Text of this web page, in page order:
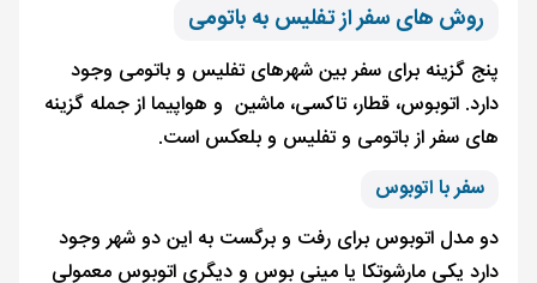
روش های سفر از تفلیس به باتومی
پنج گزینه برای سفر بین شهرهای تفلیس و باتومی وجود
دارد. اتوبوس، قطار، تاکسی، ماشین و هواپیما از جمله گزینه
های سفر از باتومی و تفلیس و بلعکس است.
سفر با اتوبوس
دو مدل اتوبوس برای رفت و برگست به این دو شهر وجود
دارد یکی مارشوتکا یا مینی بوس و دیگری اتوبوس معمولی